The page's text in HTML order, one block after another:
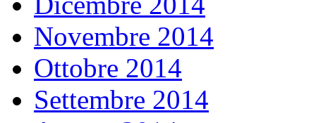
Novembre 2014
Ottobre 2014
Settembre 2014